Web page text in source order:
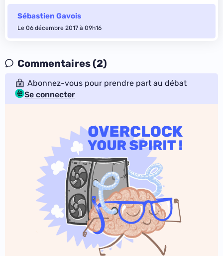
Sébastien Gavois
Le 06 décembre 2017 à 09h16
Commentaires (2)
Abonnez-vous pour prendre part au débat
Se connecter